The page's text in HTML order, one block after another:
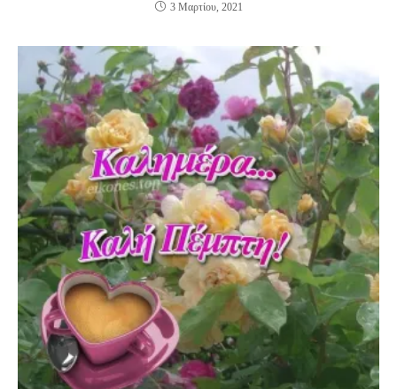
3 Μαρτίου, 2021